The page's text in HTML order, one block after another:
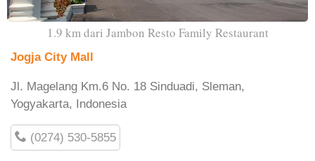
1.9 km dari Jambon Resto Family Restaurant
Jogja City Mall
Jl. Magelang Km.6 No. 18 Sinduadi, Sleman,
Yogyakarta, Indonesia
(0274) 530-5855